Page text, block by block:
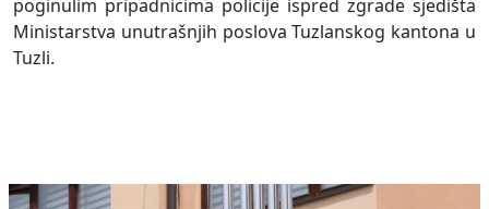
poginulim pripadnicima policije ispred zgrade sjedišta
Ministarstva unutrašnjih poslova Tuzlanskog kantona u
Tuzli.